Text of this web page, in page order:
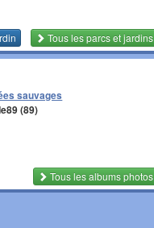
Tous les parcs et jardins
sauvages
(89)
Tous les albums photos